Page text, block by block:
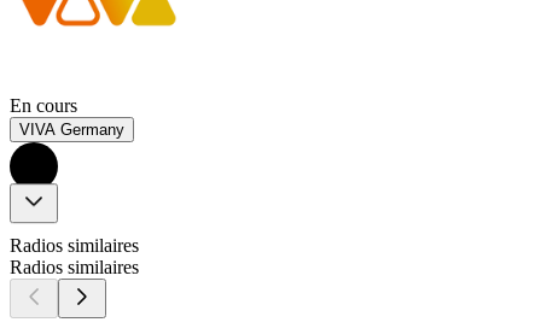
En cours
VIVA Germany
Radios similaires
Radios similaires